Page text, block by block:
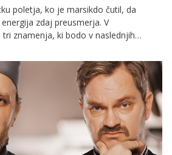
poletja, ko je marsikdo čutil, da
zdaj preusmerja. V
znamenja, ki bodo v naslednjih
v vsakdanjih odločitvah, odnosih
končno premikajo.